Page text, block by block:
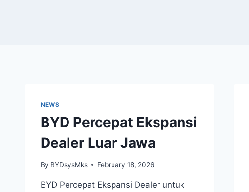
NEWS
BYD Percepat Ekspansi
Dealer Luar Jawa
By BYDsysMks February 18, 2026
BYD Percepat Ekspansi Dealer untuk